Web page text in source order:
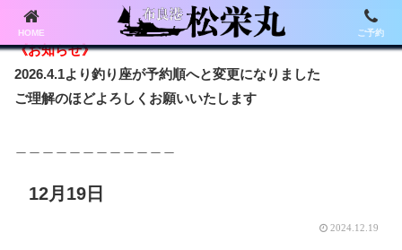
《お知らせ》
2026.4.1より釣り座が予約順へと変更になりました
ご理解のほどよろしくお願いいたします
12月19日
2024.12.19
HOME ご予約